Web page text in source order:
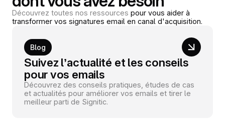
Découvrez toutes nos ressources pour vous aider à
transformer vos signatures email en canal d'acquisition.
Blog
Suivez l’actualité et les conseils
pour vos emails
Découvrez des conseils pratiques, études de cas
et actualités pour améliorer vos emails et tirer le
meilleur parti de Signitic.